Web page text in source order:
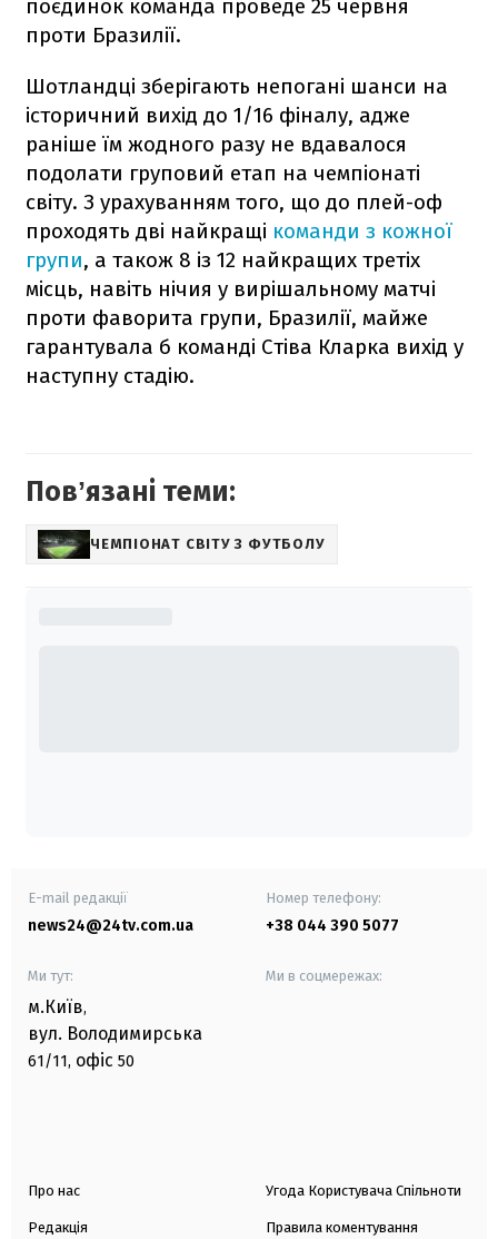
поєдинок команда проведе 25 червня
проти Бразилії.
Шотландці зберігають непогані шанси на
історичний вихід до 1/16 фіналу, адже
раніше їм жодного разу не вдавалося
подолати груповий етап на чемпіонаті
світу. З урахуванням того, що до плей-оф
проходять дві найкращі команди з кожної
групи, а також 8 із 12 найкращих третіх
місць, навіть нічия у вирішальному матчі
проти фаворита групи, Бразилії, майже
гарантувала б команді Стіва Кларка вихід у
наступну стадію.
Повʼязані теми:
ЧЕМПІОНАТ СВІТУ З ФУТБОЛУ
E-mail редакції
news24@24tv.com.ua
Номер телефону:
+38 044 390 5077
Ми тут:
м.Київ,
вул. Володимирська
61/11, офіс 50
Ми в соцмережах:
Про нас
Редакція
Угода Користувача Спільноти
Правила коментування